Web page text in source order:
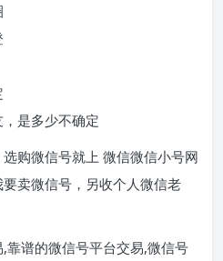
是多少不确定
购微信号就上 微信微信小号网
卖微信号，另收个人微信老
靠谱的微信号平台交易,微信号